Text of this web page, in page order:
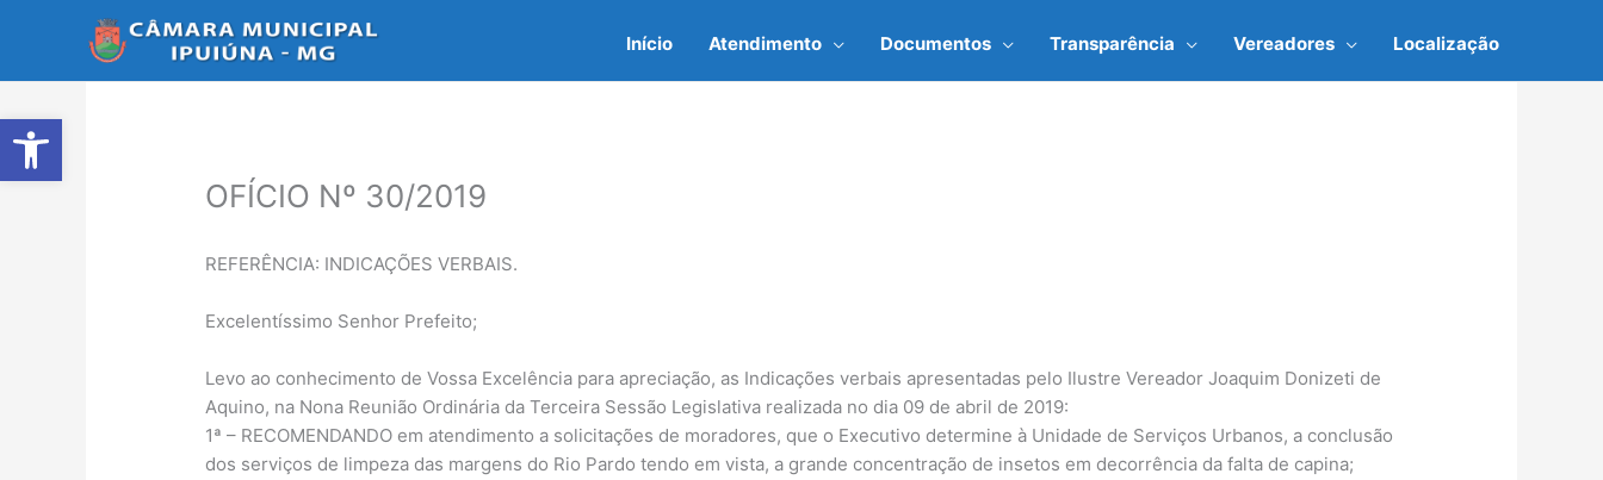
Abrir a barra de ferramentas
Início Atendimento Documentos Transparência Vereadores Localização
OFÍCIO Nº 30/2019
REFERÊNCIA: INDICAÇÕES VERBAIS.
Excelentíssimo Senhor Prefeito;
Levo ao conhecimento de Vossa Excelência para apreciação, as Indicações verbais apresentadas pelo Ilustre Vereador Joaquim Donizeti de
Aquino, na Nona Reunião Ordinária da Terceira Sessão Legislativa realizada no dia 09 de abril de 2019:
1ª – RECOMENDANDO em atendimento a solicitações de moradores, que o Executivo determine à Unidade de Serviços Urbanos, a conclusão
dos serviços de limpeza das margens do Rio Pardo tendo em vista, a grande concentração de insetos em decorrência da falta de capina;